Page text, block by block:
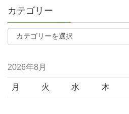
カテゴリー
2026年8月
月 火 水 木